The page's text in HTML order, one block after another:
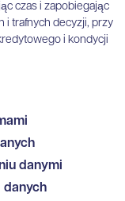
czas i zapobiegając
i trafnych decyzji, przy
i kondycji
danymi
danych